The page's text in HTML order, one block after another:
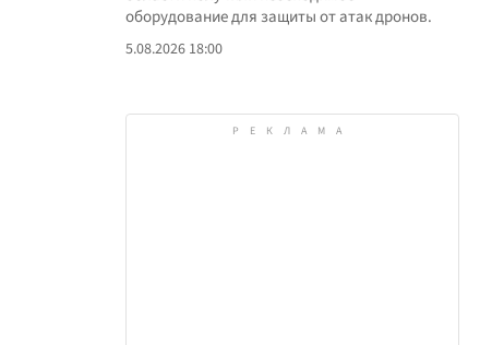
оборудование для защиты от атак дронов.
5.08.2026 18:00